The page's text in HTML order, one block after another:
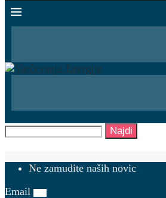
Najdi
Ne zamudite naših novic
Email